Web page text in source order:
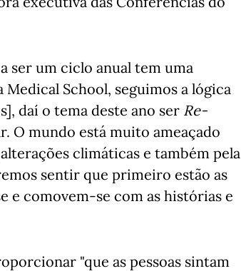
ser um ciclo anual tem uma
School, seguimos a lógica
daí o tema deste ano ser Re-
O mundo está muito ameaçado
climáticas e também pela
sentir que primeiro estão as
e comovem-se com as histórias e
"que as pessoas sintam